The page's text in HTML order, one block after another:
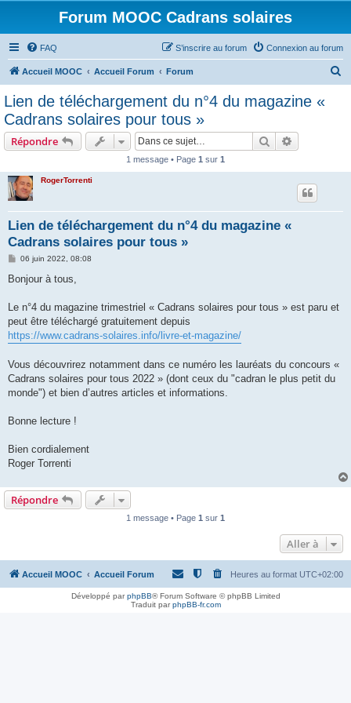
Forum MOOC Cadrans solaires
FAQ Connexion au forum
S’inscrire au forum
Accueil MOOC Accueil Forum Forum
Lien de téléchargement du n°4 du magazine «
Cadrans solaires pour tous »
Répondre Rechercher
1 message • Page 1 sur 1
RogerTorrenti
Lien de téléchargement du n°4 du magazine «
Cadrans solaires pour tous »
M
s
g
06 juin 2022, 08:08
Bonjour à tous,
Le n°4 du magazine trimestriel « Cadrans solaires pour tous » est paru et
peut être téléchargé gratuitement depuis
https://www.cadrans-solaires.info/livre-et-magazine/
Vous découvrirez notamment dans ce numéro les lauréats du concours «
Cadrans solaires pour tous 2022 » (dont ceux du "cadran le plus petit du
monde") et bien d’autres articles et informations.
Bonne lecture !
Bien cordialement
Roger Torrenti
Répondre
1 message • Page 1 sur 1
Aller à
Accueil MOOC Accueil Forum Heures au format UTC+02:00
Développé parphpBB® Forum Software © phpBB Limited
Traduit parphpBB-fr.com